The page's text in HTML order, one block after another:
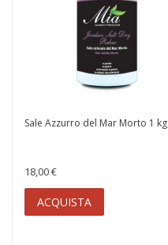
Sale Azzurro del Mar Morto 1 kg
18,00 €
ACQUISTA